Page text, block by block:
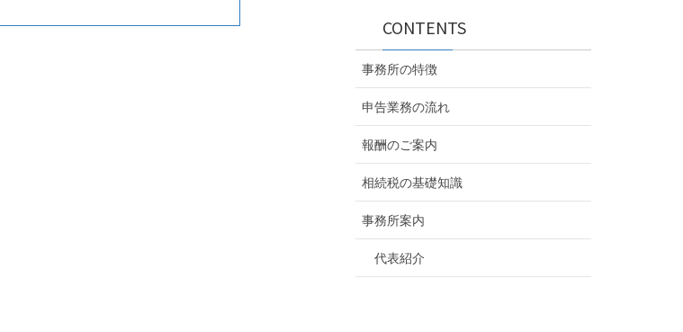
CONTENTS
事務所の特徴
申告業務の流れ
報酬のご案内
相続税の基礎知識
事務所案内
代表紹介